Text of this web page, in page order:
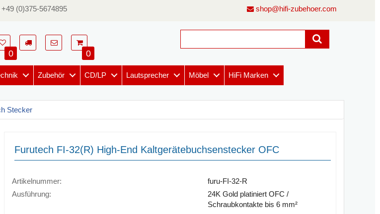
+49 (0)375-5674895 shop@hifi-zubehoer.com
0 0
Zubehör CD/LP Lautsprecher Möbel HiFi Marken
Stecker
Furutech FI-32(R) High-End Kaltgerätebuchsenstecker OFC
Artikelnummer:
furu-FI-32-R
Ausführung:
24K Gold platiniert OFC /
Schraubkontakte bis 6 mm²